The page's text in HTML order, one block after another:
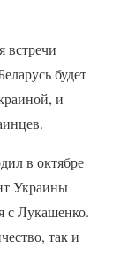
встречи
будет
и
в октябре
Украины
с Лукашенко.
так и